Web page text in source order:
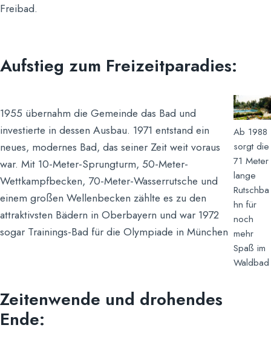
Freibad.
Aufstieg zum Freizeitparadies:
1955 übernahm die Gemeinde das Bad und
investierte in dessen Ausbau. 1971 entstand ein
neues, modernes Bad, das seiner Zeit weit voraus
war. Mit 10-Meter-Sprungturm, 50-Meter-
Wettkampfbecken, 70-Meter-Wasserrutsche und
einem großen Wellenbecken zählte es zu den
attraktivsten Bädern in Oberbayern und war 1972
sogar Trainings-Bad für die Olympiade in München
Ab 1988
sorgt die
71 Meter
lange
Rutschba
hn für
noch
mehr
Spaß im
Waldbad
Zeitenwende und drohendes
Ende: